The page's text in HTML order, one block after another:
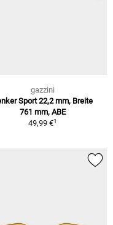
gazzini
Sport 22,2 mm, Breite
761 mm, ABE
49,99 €1